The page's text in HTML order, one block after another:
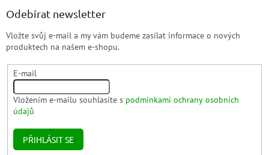
Odebírat newsletter
Vložte svůj e-mail a my vám budeme zasílat informace o nových
produktech na našem e-shopu.
E-mail
Vložením e-mailu souhlasíte s podmínkami ochrany osobních
údajů
PŘIHLÁSIT SE